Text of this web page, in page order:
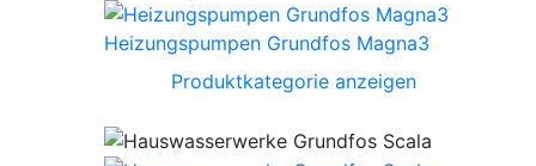
Heizungspumpen Grundfos Magna3
Produktkategorie anzeigen